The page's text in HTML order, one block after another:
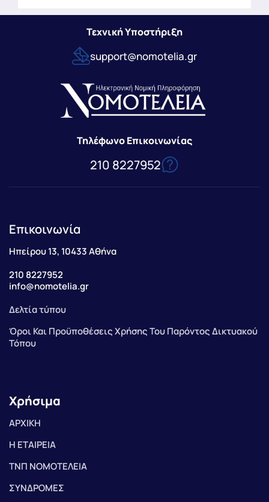
Τεχνική Υποστήριξη
support@nomotelia.gr
Τηλέφωνο Επικοινωνίας
210 8227952
Επικοινωνία
Ηπείρου 13, 10433 Αθήνα
210 8227952
info@nomotelia.gr
Δελτία τύπου
Όροι Και Προϋποθέσεις Χρήσης Του Παρόντος Δικτυακού
Τόπου
Χρήσιμα
ΑΡΧΙΚΗ
Η ΕΤΑΙΡΕΙΑ
ΤΝΠ ΝΟΜΟΤΕΛΕΙΑ
ΣΥΝΔΡΟΜΕΣ